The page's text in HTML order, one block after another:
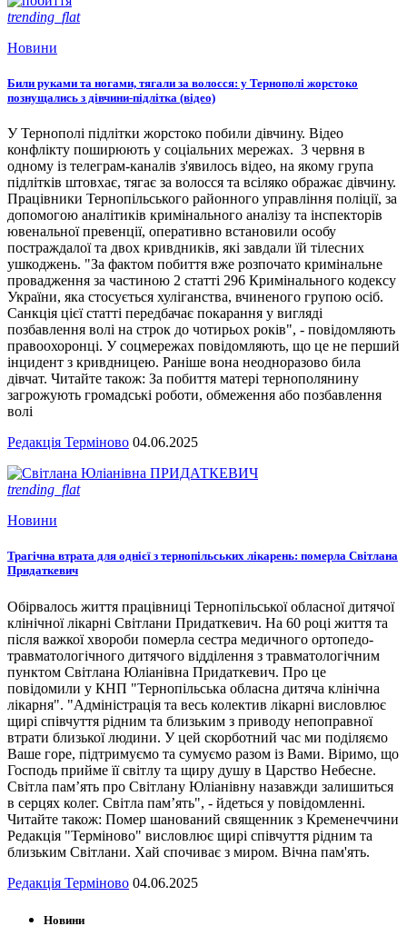
trending_flat
Новини
Били руками та ногами, тягали за волосся: у Тернополі жорстоко
познущались з дівчини-підлітка (відео)
У Тернополі підлітки жорстоко побили дівчину. Відео
конфлікту поширюють у соціальних мережах. 3 червня в
одному із телеграм-каналів з'явилось відео, на якому група
підлітків штовхає, тягає за волосся та всіляко ображає дівчину.
Працівники Тернопільського районного управління поліції, за
допомогою аналітиків кримінального аналізу та інспекторів
ювенальної превенції, оперативно встановили особу
постраждалої та двох кривдників, які завдали їй тілесних
ушкоджень. "За фактом побиття вже розпочато кримінальне
провадження за частиною 2 статті 296 Кримінального кодексу
України, яка стосується хуліганства, вчиненого групою осіб.
Санкція цієї статті передбачає покарання у вигляді
позбавлення волі на строк до чотирьох років", - повідомляють
правоохоронці. У соцмережах повідомляють, що це не перший
інцидент з кривдницею. Раніше вона неодноразово била
дівчат. Читайте також: За побиття матері тернополянину
загрожують громадські роботи, обмеження або позбавлення
волі
Редакція Терміново 04.06.2025
trending_flat
Новини
Трагічна втрата для однієї з тернопільських лікарень: померла Світлана
Придаткевич
Обірвалось життя працівниці Тернопільської обласної дитячої
клінічної лікарні Світлани Придаткевич. На 60 році життя та
після важкої хвороби померла сестра медичного ортопедо-
травматологічного дитячого відділення з травматологічним
пунктом Світлана Юліанівна Придаткевич. Про це
повідомили у КНП "Тернопільська обласна дитяча клінічна
лікарня". "Адміністрація та весь колектив лікарні висловлює
щирі співчуття рідним та близьким з приводу непоправної
втрати близької людини. У цей скорботний час ми поділяємо
Ваше горе, підтримуємо та сумуємо разом із Вами. Віримо, що
Господь прийме її світлу та щиру душу в Царство Небесне.
Світла пам’ять про Світлану Юліанівну назавжди залишиться
в серцях колег. Світла пам’ять", - йдеться у повідомленні.
Читайте також: Помер шанований священник з Кременеччини
Редакція "Терміново" висловлює щирі співчуття рідним та
близьким Світлани. Хай спочиває з миром. Вічна пам'ять.
Редакція Терміново 04.06.2025
Новини